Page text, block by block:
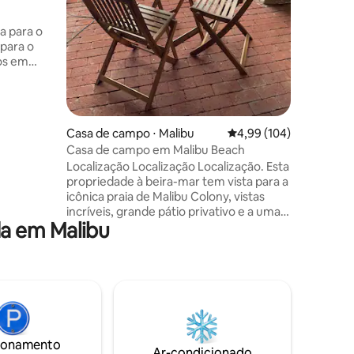
para o
o
Casa de campo ⋅ Malibu 4,99 de uma avaliação
4,99 (104)
Casa de campo em Malibu Beach
Localização Localização Localização. Esta
propriedade à beira-mar tem vista para a
icônica praia de Malibu Colony, vistas
incríveis, grande pátio privativo e a uma
curta distância a pé de lojas/restaurantes
requintados. Experiência de chef privado
uma casa familiar e amiga de cães com
uma história especial, construída em
1932, tem sido o lar de músicos e atores
em Malibu